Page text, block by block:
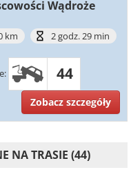
Wądroże
km 2 godz. 29 min
44
Zobacz szczegóły
NA TRASIE (44)